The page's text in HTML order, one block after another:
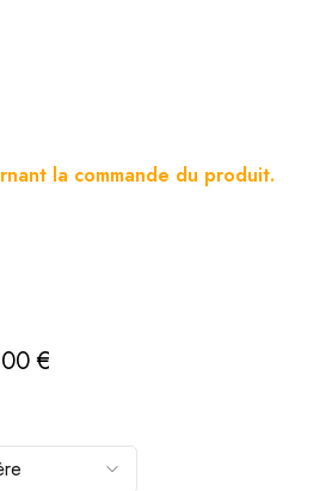
la commande du produit.
€